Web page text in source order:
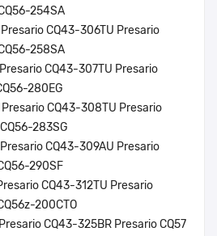
254SA
CQ43-306TU Presario
258SA
CQ43-307TU Presario
280EG
CQ43-308TU Presario
283SG
CQ43-309AU Presario
290SF
CQ43-312TU Presario
200CTO
CQ43-325BR Presario CQ57